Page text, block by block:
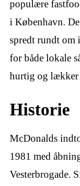
populære
i København.
spredt rundt om
for både lokale
hurtig og lækker
Historie
McDonalds
1981 med
Vesterbrogade.